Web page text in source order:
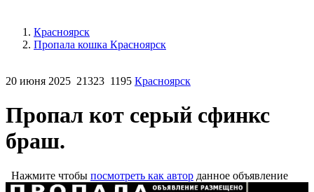
Красноярск
Пропала кошка Красноярск
20 июня 2025 21323 1195 Красноярск
Пропал кот серый сфинкс
браш.
Нажмите чтобы посмотреть как автор данное объявление